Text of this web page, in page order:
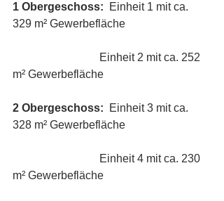
1 Obergeschoss:
Einheit 1 mit ca.
329 m² Gewerbefläche
m² Gewerbefläche
2 Obergeschoss:
  Einheit 3 mit ca.
328 m² Gewerbefläche
m² Gewerbefläche